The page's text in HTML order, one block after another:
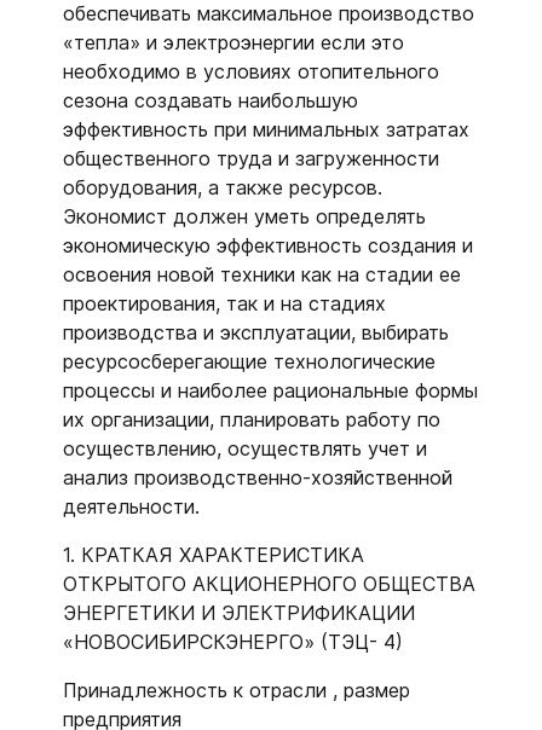
обеспечивать максимальное производство
«тепла» и электроэнергии если это
необходимо в условиях отопительного
сезона создавать наибольшую
эффективность при минимальных затратах
общественного труда и загруженности
оборудования, а также ресурсов.
Экономист должен уметь определять
экономическую эффективность создания и
освоения новой техники как на стадии ее
проектирования, так и на стадиях
производства и эксплуатации, выбирать
ресурсосберегающие технологические
процессы и наиболее рациональные формы
их организации, планировать работу по
осуществлению, осуществлять учет и
анализ производственно-хозяйственной
деятельности.
1. КРАТКАЯ ХАРАКТЕРИСТИКА
ОТКРЫТОГО АКЦИОНЕРНОГО ОБЩЕСТВА
ЭНЕРГЕТИКИ И ЭЛЕКТРИФИКАЦИИ
«НОВОСИБИРСКЭНЕРГО» (ТЭЦ- 4)
Принадлежность к отрасли , размер
предприятия